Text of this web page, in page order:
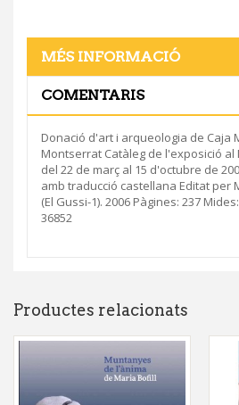
MÉS INFORMACIÓ
COMENTARIS
Donació d'art i arqueologia de Caja
Montserrat Catàleg de l'exposició
del 22 de març al 15 d'octubre de
amb traducció castellana Editat per
(El Gussi-1). 2006 Pàgines: 237
36852
Productes relacionats